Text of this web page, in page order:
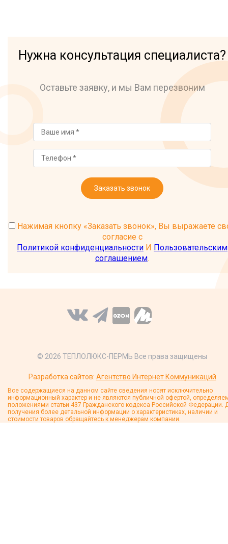
Нужна консультация специалиста?
Оставьте заявку, и мы Вам перезвоним
Заказать звонок
Нажимая кнопку «Заказать звонок», Вы выражаете
согласие с
Политикой конфиденциальности И Пользовательским
соглашением.
© 2026 ТЕПЛОЛЮКС-ПЕРМЬ Все права защищены
Разработка сайтов: Агентство Интернет Коммуникаций
Все содержащиеся на данном сайте сведения носят исключительно
информационный характер и не являются публичной офертой,
положениями статьи 437 Гражданского кодекса Российской Федерации.
получения более детальной информации о характеристиках, наличии и
стоимости товаров обращайтесь к менеджерам компании.